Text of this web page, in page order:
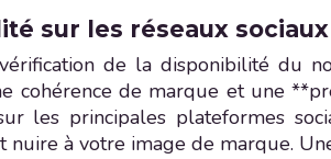
sur les réseaux
de la disponibilité du
cohérence de marque et une
les principales plateformes
nuire à votre image de marque.